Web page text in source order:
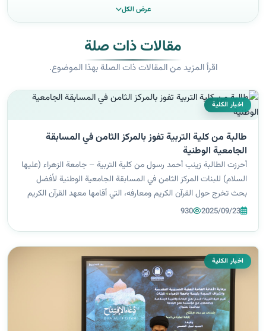
عرض الكل
مقالات ذات صلة
اقرأ المزيد من المقالات ذات الصلة بهذا الموضوع.
اخبار الكلية
طالبة من كلية التربية تفوز بالمركز الثامن في المسابقة
الجامعية الوطنية
أحرزت الطالبة زينب أحمد رسول من كلية التربية – جامعة الزهراء (عليها
السلام) للبنات المركز الثامن في المسابقة الجامعية الوطنية لأفضل
بحث تخرج حول القرآن الكريم ومعارفه، التي أقامها معهد القرآن الكريم
في النجف الأشرف/العتبة العباسية المقدسة. وجاء فوز الطالبة عن...
2025/09/23
930
اخبار الكلية